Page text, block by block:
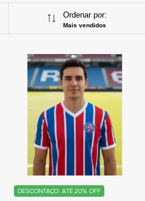
Ordenar por:
Mais vendidos
DESCONTAÇO: ATÉ 20% OFF